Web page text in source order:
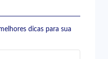
dicas para sua